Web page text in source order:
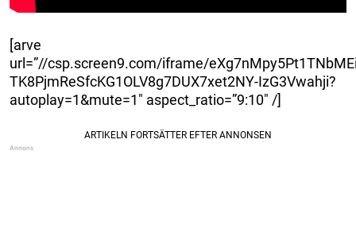
[arve
url=”//csp.screen9.com/iframe/
TK8PjmReSfcKG1OLV8g7DUX7xet2NY-IzG3Vwahji?
autoplay=1&mute=1″ aspect_ratio=”9:10″ /]